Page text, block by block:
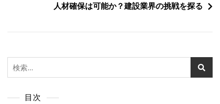
シ
ョ
人材確保は可能か？建設業界の挑戦を探る
検
索:
目次